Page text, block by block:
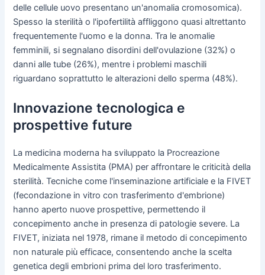
delle cellule uovo presentano un'anomalia cromosomica).
Spesso la sterilità o l'ipofertilità affliggono quasi altrettanto
frequentemente l'uomo e la donna. Tra le anomalie
femminili, si segnalano disordini dell'ovulazione (32%) o
danni alle tube (26%), mentre i problemi maschili
riguardano soprattutto le alterazioni dello sperma (48%).
Innovazione tecnologica e
prospettive future
La medicina moderna ha sviluppato la Procreazione
Medicalmente Assistita (PMA) per affrontare le criticità della
sterilità. Tecniche come l'inseminazione artificiale e la FIVET
(fecondazione in vitro con trasferimento d'embrione)
hanno aperto nuove prospettive, permettendo il
concepimento anche in presenza di patologie severe. La
FIVET, iniziata nel 1978, rimane il metodo di concepimento
non naturale più efficace, consentendo anche la scelta
genetica degli embrioni prima del loro trasferimento.